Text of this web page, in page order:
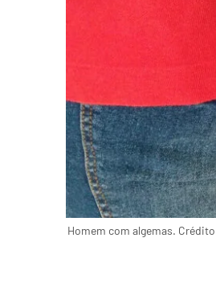
Homem com algemas.